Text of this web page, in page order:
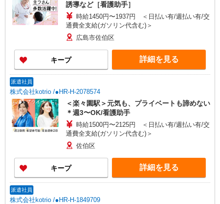
誘導など［看護助手］
時給1450円〜1937円 ＜日払い有/週払い有/交
通費全支給(ガソリン代含む)＞
広島市佐伯区
キープ 詳細を見る
派遣社員
株式会社kotrio /●HR-H-2078574
＜楽々園駅＞元気も、プライベートも諦めない
＊週3〜OK/看護助手
時給1500円〜2125円 ＜日払い有/週払い有/交
通費全支給(ガソリン代含む)＞
佐伯区
キープ 詳細を見る
派遣社員
株式会社kotrio /●HR-H-1849709